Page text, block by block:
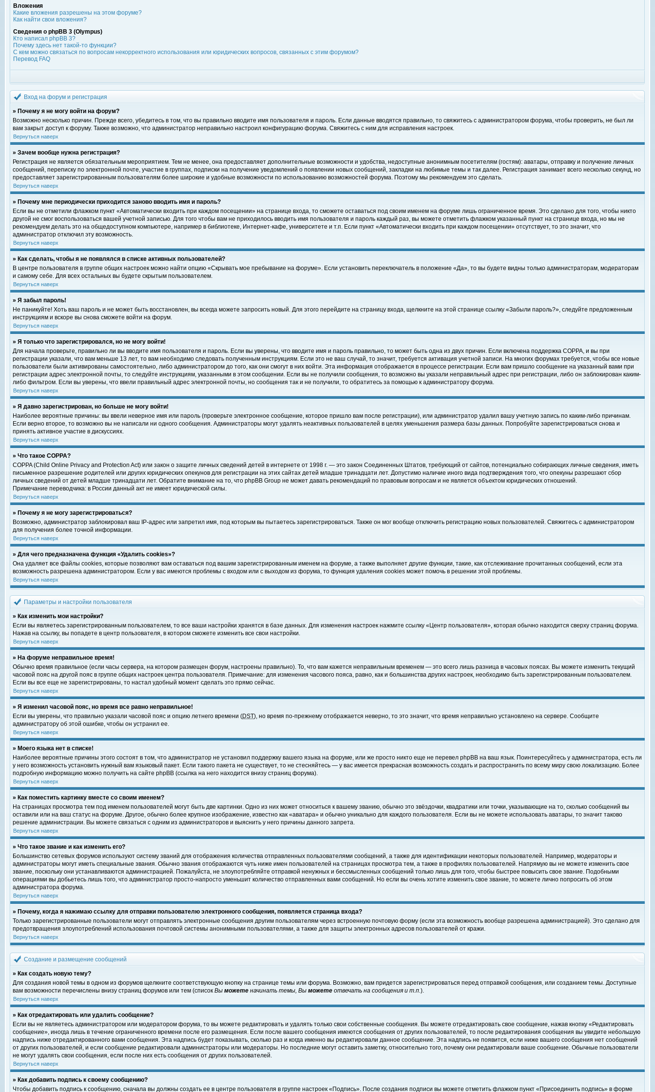
Вложения
Какие вложения разрешены на этом форуме?
Как найти свои вложения?
Сведения о phpBB 3 (Olympus)
Кто написал phpBB 3?
Почему здесь нет такой-то функции?
С кем можно связаться по вопросам некорректного использования или юридических вопросов, связанных с этим форумом?
Перевод FAQ
Вход на форум и регистрация
» Почему я не могу войти на форум?
Возможно несколько причин. Прежде всего, убедитесь в том, что вы правильно вводите имя пользователя и пароль. Если данные вводятся правильно, то свяжитесь с администратором форума, чтобы проверить, не был ли
вам закрыт доступ к форуму. Также возможно, что администратор неправильно настроил конфигурацию форума. Свяжитесь с ним для исправления настроек.
Вернуться наверх
» Зачем вообще нужна регистрация?
Регистрация не является обязательным мероприятием. Тем не менее, она предоставляет дополнительные возможности и удобства, недоступные анонимным посетителям (гостям): аватары, отправку и получение личных
сообщений, переписку по электронной почте, участие в группах, подписки на получение уведомлений о появлении новых сообщений, закладки на любимые темы и так далее. Регистрация занимает всего несколько секунд, но
предоставляет зарегистрированным пользователям более широкие и удобные возможности по использованию возможностей форума. Поэтому мы рекомендуем это сделать.
Вернуться наверх
» Почему мне периодически приходится заново вводить имя и пароль?
Если вы не отметили флажком пункт «Автоматически входить при каждом посещении» на странице входа, то сможете оставаться под своим именем на форуме лишь ограниченное время. Это сделано для того, чтобы никто
другой не смог воспользоваться вашей учетной записью. Для того чтобы вам не приходилось вводить имя пользователя и пароль каждый раз, вы можете отметить флажком указанный пункт на странице входа, но мы не
рекомендуем делать это на общедоступном компьютере, например в библиотеке, Интернет-кафе, университете и т.п. Если пункт «Автоматически входить при каждом посещении» отсутствует, то это значит, что
администратор отключил эту возможность.
Вернуться наверх
» Как сделать, чтобы я не появлялся в списке активных пользователей?
В центре пользователя в группе общих настроек можно найти опцию «Скрывать мое пребывание на форуме». Если установить переключатель в положение «Да», то вы будете видны только администраторам, модераторам
и самому себе. Для всех остальных вы будете скрытым пользователем.
Вернуться наверх
» Я забыл пароль!
Не паникуйте! Хоть ваш пароль и не может быть восстановлен, вы всегда можете запросить новый. Для этого перейдите на страницу входа, щелкните на этой странице ссылку «Забыли пароль?», следуйте предложенным
инструкциям и вскоре вы снова сможете войти на форум.
Вернуться наверх
» Я только что зарегистрировался, но не могу войти!
Для начала проверьте, правильно ли вы вводите имя пользователя и пароль. Если вы уверены, что вводите имя и пароль правильно, то может быть одна из двух причин. Если включена поддержка COPPA, и вы при
регистрации указали, что вам меньше 13 лет, то вам необходимо следовать полученным инструкциям. Если это не ваш случай, то значит, требуется активация учетной записи. На многих форумах требуется, чтобы все новые
пользователи были активированы самостоятельно, либо администратором до того, как они смогут в них войти. Эта информация отображается в процессе регистрации. Если вам пришло сообщение на указанный вами при
регистрации адрес электронной почты, то следуйте инструкциям, указанными в этом сообщении. Если вы не получили сообщения, то возможно вы указали неправильный адрес при регистрации, либо он заблокирован каким-
либо фильтром. Если вы уверены, что ввели правильный адрес электронной почты, но сообщения так и не получили, то обратитесь за помощью к администратору форума.
Вернуться наверх
» Я давно зарегистрирован, но больше не могу войти!
Наиболее вероятные причины: вы ввели неверное имя или пароль (проверьте электронное сообщение, которое пришло вам после регистрации), или администратор удалил вашу учетную запись по каким-либо причинам.
Если верно второе, то возможно вы не написали ни одного сообщения. Администраторы могут удалять неактивных пользователей в целях уменьшения размера базы данных. Попробуйте зарегистрироваться снова и
принять активное участие в дискуссиях.
Вернуться наверх
» Что такое COPPA?
COPPA (Child Online Privacy and Protection Act) или закон о защите личных сведений детей в интернете от 1998 г. — это закон Соединенных Штатов, требующий от сайтов, потенциально собирающих личные сведения, иметь
письменное разрешение родителей или других юридических опекунов для регистрации на этих сайтах детей младше тринадцати лет. Допустимо наличие иного вида подтверждения того, что опекуны разрешают сбор
личных сведений от детей младше тринадцати лет. Обратите внимание на то, что phpBB Group не может давать рекомендаций по правовым вопросам и не является объектом юридических отношений.
Примечание переводчика: в России данный акт не имеет юридической силы.
Вернуться наверх
» Почему я не могу зарегистрироваться?
Возможно, администратор заблокировал ваш IP-адрес или запретил имя, под которым вы пытаетесь зарегистрироваться. Также он мог вообще отключить регистрацию новых пользователей. Свяжитесь с администратором
для получения более точной информации.
Вернуться наверх
» Для чего предназначена функция «Удалить cookies»?
Она удаляет все файлы cookies, которые позволяют вам оставаться под вашим зарегистрированным именем на форуме, а также выполняет другие функции, такие, как отслеживание прочитанных сообщений, если эта
возможность разрешена администратором. Если у вас имеются проблемы с входом или с выходом из форума, то функция удаления cookies может помочь в решении этой проблемы.
Вернуться наверх
Параметры и настройки пользователя
» Как изменить мои настройки?
Если вы являетесь зарегистрированным пользователем, то все ваши настройки хранятся в базе данных. Для изменения настроек нажмите ссылку «Центр пользователя», которая обычно находится сверху страниц форума.
Нажав на ссылку, вы попадете в центр пользователя, в котором сможете изменить все свои настройки.
Вернуться наверх
» На форуме неправильное время!
Обычно время правильное (если часы сервера, на котором размещен форум, настроены правильно). То, что вам кажется неправильным временем — это всего лишь разница в часовых поясах. Вы можете изменить текущий
часовой пояс на другой пояс в группе общих настроек центра пользователя. Примечание: для изменения часового пояса, равно, как и большинства других настроек, необходимо быть зарегистрированным пользователем.
Если вы все еще не зарегистрированы, то настал удобный момент сделать это прямо сейчас.
Вернуться наверх
» Я изменил часовой пояс, но время все равно неправильное!
Если вы уверены, что правильно указали часовой пояс и опцию летнего времени (DST), но время по-прежнему отображается неверно, то это значит, что время неправильно установлено на сервере. Сообщите
администратору об этой ошибке, чтобы он устранил ее.
Вернуться наверх
» Моего языка нет в списке!
Наиболее вероятные причины этого состоят в том, что администратор не установил поддержку вашего языка на форуме, или же просто никто еще не перевел phpBB на ваш язык. Поинтересуйтесь у администратора, есть ли
у него возможность установить нужный вам языковый пакет. Если такого пакета не существует, то не стесняйтесь — у вас имеется прекрасная возможность создать и распространить по всему миру свою локализацию. Более
подробную информацию можно получить на сайте phpBB (ссылка на него находится внизу страниц форума).
Вернуться наверх
» Как поместить картинку вместе со своим именем?
На страницах просмотра тем под именем пользователей могут быть две картинки. Одно из них может относиться к вашему званию, обычно это звёздочки, квадратики или точки, указывающие на то, сколько сообщений вы
оставили или на ваш статус на форуме. Другое, обычно более крупное изображение, известно как «аватара» и обычно уникально для каждого пользователя. Если вы не можете использовать аватары, то значит таково
решение администрации. Вы можете связаться с одним из администраторов и выяснить у него причины данного запрета.
Вернуться наверх
» Что такое звание и как изменить его?
Большинство сетевых форумов используют систему званий для отображения количества отправленных пользователями сообщений, а также для идентификации некоторых пользователей. Например, модераторы и
администраторы могут иметь специальные звания. Обычно звания отображаются чуть ниже имен пользователей на страницах просмотра тем, а также в профилях пользователей. Напрямую вы не можете изменить свое
звание, поскольку они устанавливаются администрацией. Пожалуйста, не злоупотребляйте отправкой ненужных и бессмысленных сообщений только лишь для того, чтобы быстрее повысить свое звание. Подобными
операциями вы добьетесь лишь того, что администратор просто-напросто уменьшит количество отправленных вами сообщений. Но если вы очень хотите изменить свое звание, то можете лично попросить об этом
администратора форума.
Вернуться наверх
» Почему, когда я нажимаю ссылку для отправки пользователю электронного сообщения, появляется страница входа?
Только зарегистрированные пользователи могут отправлять электронные сообщения другим пользователям через встроенную почтовую форму (если эта возможность вообще разрешена администрацией). Это сделано для
предотвращения злоупотреблений использования почтовой системы анонимными пользователями, а также для защиты электронных адресов пользователей от кражи.
Вернуться наверх
Создание и размещение сообщений
» Как создать новую тему?
Для создания новой темы в одном из форумов щелкните соответствующую кнопку на странице темы или форума. Возможно, вам придется зарегистрироваться перед отправкой сообщения, или созданием темы. Доступные
вам возможности перечислены внизу страниц форумов или тем (список Вы можете начинать темы, Вы можете отвечать на сообщения и т.п.).
Вернуться наверх
» Как отредактировать или удалить сообщение?
Если вы не являетесь администратором или модератором форума, то вы можете редактировать и удалять только свои собственные сообщения. Вы можете отредактировать свое сообщение, нажав кнопку «Редактировать
сообщение», иногда лишь в течение ограниченного времени после его размещения. Если после вашего сообщения имеются сообщения от других пользователей, то после редактирования сообщения вы увидите небольшую
надпись ниже отредактированного вами сообщения. Эта надпись будет показывать, сколько раз и когда именно вы редактировали данное сообщение. Эта надпись не появится, если ниже вашего сообщения нет сообщений
от других пользователей, и если сообщение редактировали администраторы или модераторы. Но последние могут оставить заметку, относительно того, почему они редактировали ваше сообщение. Обычные пользователи
не могут удалять свои сообщения, если после них есть сообщения от других пользователей.
Вернуться наверх
» Как добавить подпись к своему сообщению?
Чтобы добавить подпись к сообщению, сначала вы должны создать ее в центре пользователя в группе настроек «Подпись». После создания подписи вы можете отметить флажком пункт «Присоединить подпись» в форме